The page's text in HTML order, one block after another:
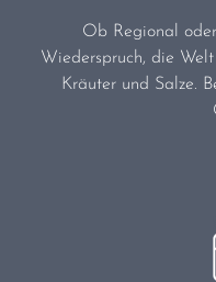
Ob Regional
Wiederspruch, die
Kräuter und Salze.